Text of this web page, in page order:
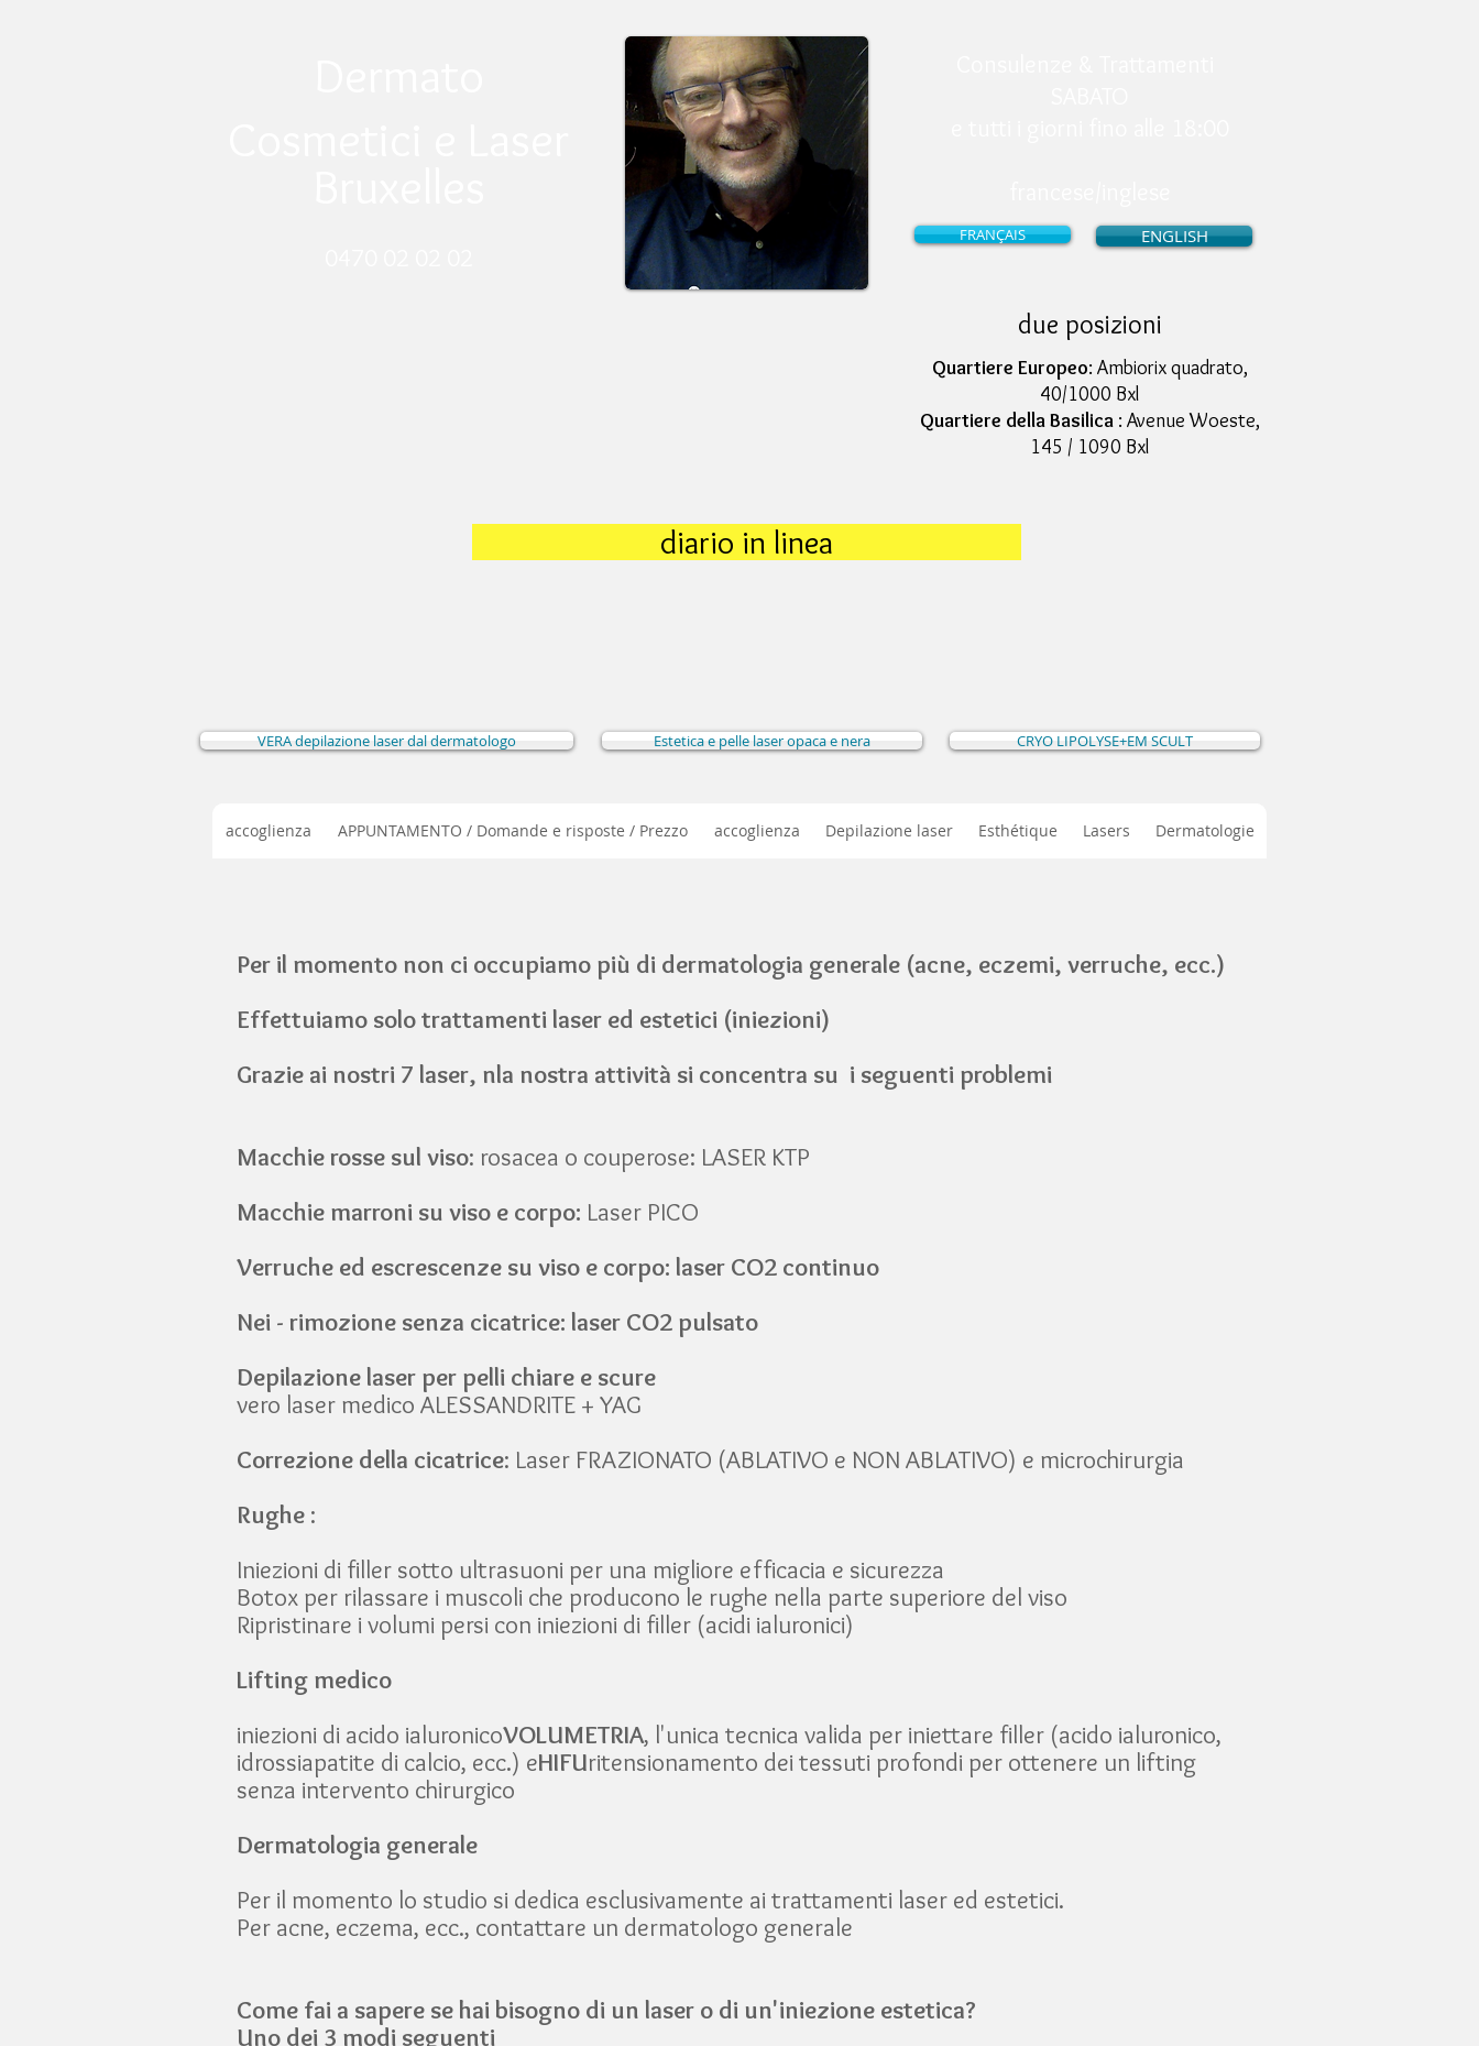
FRANÇAIS ENGLISH
due posizioni
Quartiere Europeo: Ambiorix quadrato,
40/1000 Bxl
Quartiere della Basilica: Avenue Woeste,
145 / 1090 Bxl
diario in linea
VERA depilazione laser dal dermatologo Estetica e pelle laser opaca e nera CRYO LIPOLYSE+EM SCULT
accoglienza APPUNTAMENTO / Domande e risposte / Prezzo accoglienza Depilazione laser Esthétique Lasers Dermatologie
Per il momento non ci occupiamo più di dermatologia generale (acne, eczemi, verruche, ecc.)
Effettuiamo solo trattamenti laser ed estetici (iniezioni)
Grazie ai nostri 7 laser, nla nostra attività si concentra su i seguenti problemi
Macchie rosse sul viso: rosacea o couperose: LASER KTP
Macchie marroni su viso e corpo: Laser PICO
Verruche ed escrescenze su viso e corpo: laser CO2 continuo
Nei - rimozione senza cicatrice: laser CO2 pulsato
Depilazione laser per pelli chiare e scure
vero laser medico ALESSANDRITE + YAG
Correzione della cicatrice: Laser FRAZIONATO (ABLATIVO e NON ABLATIVO) e microchirurgia
Rughe :
Iniezioni di filler sotto ultrasuoni per una migliore efficacia e sicurezza
Botox per rilassare i muscoli che producono le rughe nella parte superiore del viso
Ripristinare i volumi persi con iniezioni di filler (acidi ialuronici)
Lifting medico
iniezioni di acido ialuronicoVOLUMETRIA, l'unica tecnica valida per iniettare filler (acido ialuronico,
idrossiapatite di calcio, ecc.) eHIFUritensionamento dei tessuti profondi per ottenere un lifting
senza intervento chirurgico
Dermatologia generale
Per il momento lo studio si dedica esclusivamente ai trattamenti laser ed estetici.
Per acne, eczema, ecc., contattare un dermatologo generale
Come fai a sapere se hai bisogno di un laser o di un'iniezione estetica?
Uno dei 3 modi seguenti